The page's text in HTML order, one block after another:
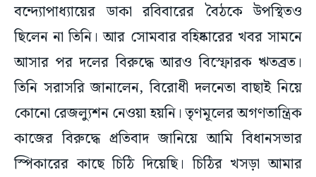
বন্দ্যোপাধ্যায়ের ডাকা রবিবারের বৈঠকে উপস্থিতও
ছিলেন না তিনি। আর সোমবার বহিষ্কারের খবর সামনে
আসার পর দলের বিরুদ্ধে আরও বিস্ফোরক ঋতব্রত।
তিনি সরাসরি জানালেন, বিরোধী দলনেতা বাছাই নিয়ে
কোনো রেজল্যুশন নেওয়া হয়নি। তৃণমূলের অগণতান্ত্রিক
কাজের বিরুদ্ধে প্রতিবাদ জানিয়ে আমি বিধানসভার
স্পিকারের কাছে চিঠি দিয়েছি। চিঠির খসড়া আমার